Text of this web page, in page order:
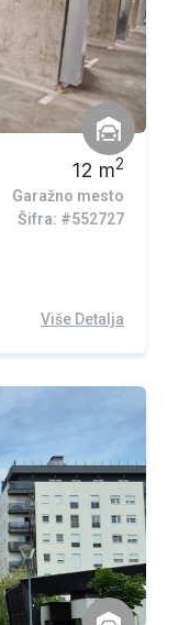
12 m2
Garažno mesto
Šifra: #552727
Više Detalja